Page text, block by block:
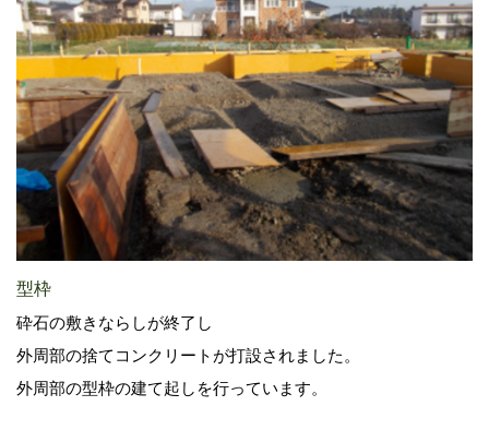
型枠
砕石の敷きならしが終了し
外周部の捨てコンクリートが打設されました。
外周部の型枠の建て起しを行っています。